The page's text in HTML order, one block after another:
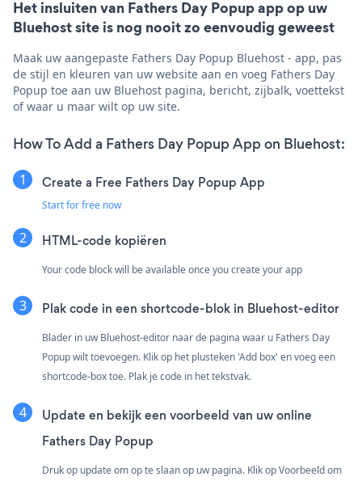
Het insluiten van Fathers Day Popup app op uw
Bluehost site is nog nooit zo eenvoudig geweest
Maak uw aangepaste Fathers Day Popup Bluehost - app, pas
de stijl en kleuren van uw website aan en voeg Fathers Day
Popup toe aan uw Bluehost pagina, bericht, zijbalk, voettekst
of waar u maar wilt op uw site.
How To Add a Fathers Day Popup App on Bluehost:
Create a Free Fathers Day Popup App
Start for free now
HTML-code kopiëren
Your code block will be available once you create your app
Plak code in een shortcode-blok in Bluehost-editor
Blader in uw Bluehost-editor naar de pagina waar u Fathers Day
Popup wilt toevoegen. Klik op het plusteken 'Add box' en voeg een
shortcode-box toe. Plak je code in het tekstvak.
Update en bekijk een voorbeeld van uw online
Fathers Day Popup
Druk op update om op te slaan op uw pagina. Klik op Voorbeeld om